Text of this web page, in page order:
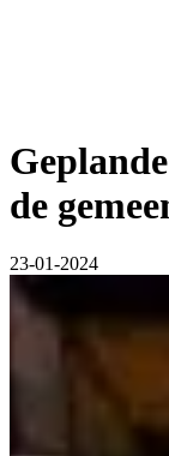
de
23-01-2024